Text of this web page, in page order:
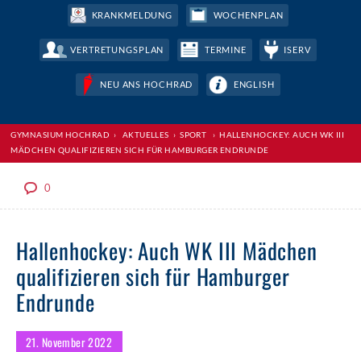
KRANKMELDUNG WOCHENPLAN
VERTRETUNGSPLAN TERMINE ISERV
NEU ANS HOCHRAD ENGLISH
GYMNASIUM HOCHRAD › AKTUELLES ›SPORT ›HALLENHOCKEY: AUCH WK III
MÄDCHEN QUALIFIZIEREN SICH FÜR HAMBURGER ENDRUNDE
0
Hallenhockey: Auch WK III Mädchen
qualifizieren sich für Hamburger
Endrunde
21. November 2022